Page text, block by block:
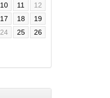
10 11
12
17 18
19
24 25
26